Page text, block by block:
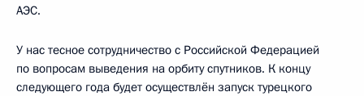
АЭС.
У нас тесное сотрудничество с Российской Федерацией
по вопросам выведения на орбиту спутников. К концу
следующего года будет осуществлён запуск турецкого